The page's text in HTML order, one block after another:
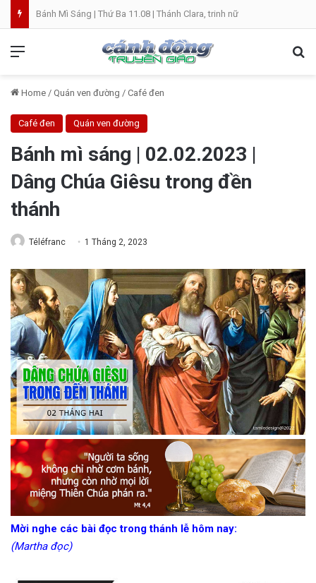
Bánh Mì Sáng | Thứ Ba 11.08 | Thánh Clara, trinh nữ
Home / Quán ven đường / Café đen
Café đen Quán ven đường
Bánh mì sáng | 02.02.2023 |
Dâng Chúa Giêsu trong đền
thánh
Téléfranc 1 Tháng 2, 2023
Mời nghe các bài đọc trong thánh lễ hôm nay:
(Martha đọc)